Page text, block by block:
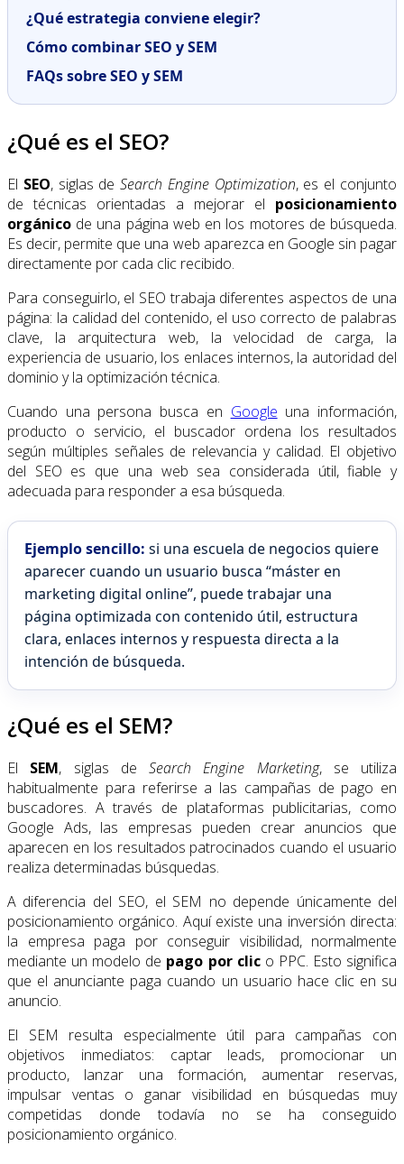
¿Qué estrategia conviene elegir?
Cómo combinar SEO y SEM
FAQs sobre SEO y SEM
¿Qué es el SEO?
El SEO, siglas deSearch Engine Optimization, es el conjunto
de técnicas orientadas a mejorar el posicionamiento
orgánico de una página web en los motores de búsqueda.
Es decir, permite que una web aparezca en Google sin pagar
directamente por cada clic recibido.
Para conseguirlo, el SEO trabaja diferentes aspectos de una
página: la calidad del contenido, el uso correcto de palabras
clave, la arquitectura web, la velocidad de carga, la
experiencia de usuario, los enlaces internos, la autoridad del
dominio y la optimización técnica.
Cuando una persona busca en Google una información,
producto o servicio, el buscador ordena los resultados
según múltiples señales de relevancia y calidad. El objetivo
del SEO es que una web sea considerada útil, fiable y
adecuada para responder a esa búsqueda.
Ejemplo sencillo: si una escuela de negocios quiere
aparecer cuando un usuario busca “máster en
marketing digital online”, puede trabajar una
página optimizada con contenido útil, estructura
clara, enlaces internos y respuesta directa a la
intención de búsqueda.
¿Qué es el SEM?
El SEM, siglas de Search Engine Marketing, se utiliza
habitualmente para referirse a las campañas de pago en
buscadores. A través de plataformas publicitarias, como
Google Ads, las empresas pueden crear anuncios que
aparecen en los resultados patrocinados cuando el usuario
realiza determinadas búsquedas.
A diferencia del SEO, el SEM no depende únicamente del
posicionamiento orgánico. Aquí existe una inversión directa:
la empresa paga por conseguir visibilidad, normalmente
mediante un modelo de pago por clico PPC. Esto significa
que el anunciante paga cuando un usuario hace clic en su
anuncio.
El SEM resulta especialmente útil para campañas con
objetivos inmediatos: captar leads, promocionar un
producto, lanzar una formación, aumentar reservas,
impulsar ventas o ganar visibilidad en búsquedas muy
competidas donde todavía no se ha conseguido
posicionamiento orgánico.